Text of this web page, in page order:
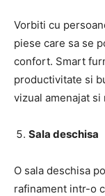
Vorbiti cu
piese care sa se
confort. Smart
productivitate si
vizual amenajat
Sala deschisa
O sala deschisa
rafinament intr-o